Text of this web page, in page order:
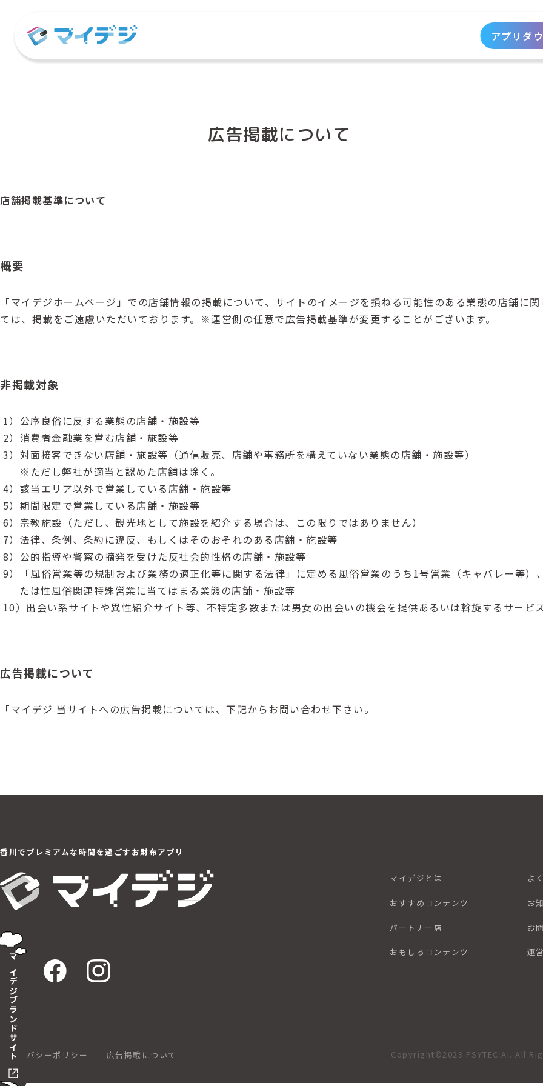
アプリダ
マイデジブランドサイト
広告掲載について
店舗掲載基準について
概要
「マイデジホームページ」での店舗情報の掲載について、サイトのイメージを損ねる可能性のある業態の店舗に関
ては、掲載をご遠慮いただいております。※運営側の任意で広告掲載基準が変更することがございます。
非掲載対象
1）公序良俗に反する業態の店舗・施設等
2）消費者金融業を営む店舗・施設等
3）対面接客できない店舗・施設等（通信販売、店舗や事務所を構えていない業態の店舗・施設等）
※ただし弊社が適当と認めた店舗は除く。
4）該当エリア以外で営業している店舗・施設等
5）期間限定で営業している店舗・施設等
6）宗教施設（ただし、観光地として施設を紹介する場合は、この限りではありません）
7）法律、条例、条約に違反、もしくはそのおそれのある店舗・施設等
8）公的指導や警察の摘発を受けた反社会的性格の店舗・施設等
9）「風俗営業等の規制および業務の適正化等に関する法律」に定める風俗営業のうち1号営業（キャバレー等）
たは性風俗関連特殊営業に当てはまる業態の店舗・施設等
10）出会い系サイトや異性紹介サイト等、不特定多数または男女の出会いの機会を提供あるいは斡旋するサービ
広告掲載について
「マイデジ 当サイトへの広告掲載については、下記からお問い合わせ下さい。
香川でプレミアムな時間を過ごすお財布アプリ
マイデジとは よ
おすすめコンテンツ お
パートナー店 お
おもしろコンテンツ 運
プライバシーポリシー 広告掲載について Copyright©2023 PSYTEC AI. All